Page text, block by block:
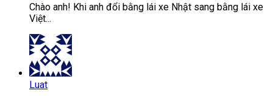
Chào anh! Khi anh đổi bằng lái xe Nhật sang bằng lái xe
Việt...
Luat